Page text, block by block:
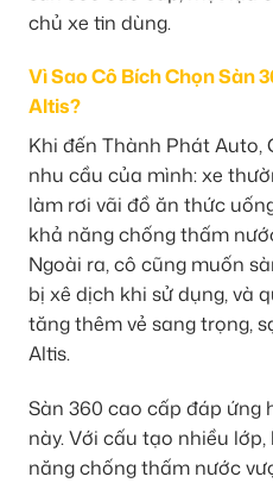
chủ xe tin dùng.
Vì Sao Cô Bích Chọn Sàn
Altis?
Khi đến Thành Phát Auto,
nhu cầu của mình: xe
làm rơi vãi đồ ăn thức
khả năng chống thấm
Ngoài ra, cô cũng muốn
bị xê dịch khi sử dụng, và
tăng thêm vẻ sang trọng,
Altis.
Sàn 360 cao cấp đáp ứng
này. Với cấu tạo nhiều
năng chống thấm nước